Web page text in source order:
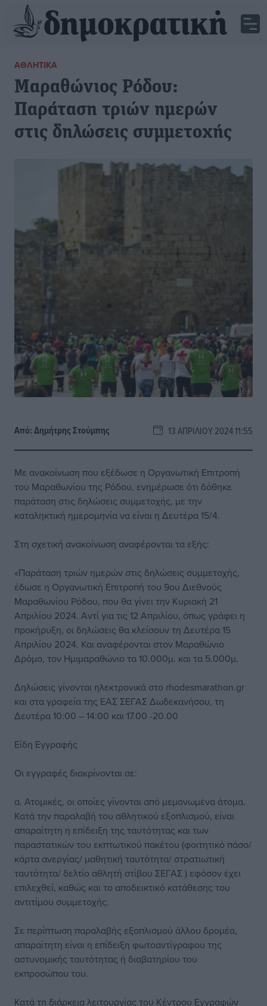
ΑΘΛΗΤΙΚΆ
Μαραθώνιος Ρόδου:
Παράταση τριών ημερών
στις δηλώσεις συμμετοχής
Από:Δημήτρης Στούμπης 13 ΑΠΡΙΛΊΟΥ 2024 11:55
Με ανακοίνωση που εξέδωσε η Οργανωτική Επιτροπή
του Μαραθωνίου της Ρόδου, ενημέρωσε ότι δόθηκε
παράταση στις δηλώσεις συμμετοχής, με την
καταληκτική ημερομηνία να είναι η Δευτέρα 15/4.
Στη σχετική ανακοίνωση αναφέρονται τα εξής:
«Παράταση τριών ημερών στις δηλώσεις συμμετοχής,
έδωσε η Οργανωτική Επιτροπή του 9ου Διεθνούς
Μαραθωνίου Ρόδου, που θα γίνει την Κυριακή 21
Απριλίου 2024. Αντί για τις 12 Απριλίου, όπως γράφει η
προκήρυξη, οι δηλώσεις θα κλείσουν τη Δευτέρα 15
Απριλίου 2024. Και αναφέρονται στον Μαραθώνιο
Δρόμο, τον Ημιμαραθώνιο τα 10.000μ. και τα 5.000μ.
Δηλώσεις γίνονται ηλεκτρονικά στο rhodesmarathon.gr
και στα γραφεία της ΕΑΣ ΣΕΓΑΣ Δωδεκανήσου, τη
Δευτέρα 10:00 – 14:00 και 17.00 -20.00
Είδη Εγγραφής
Οι εγγραφές διακρίνονται σε:
α. Ατομικές, οι οποίες γίνονται από μεμονωμένα άτομα.
Κατά την παραλαβή του αθλητικού εξοπλισμού, είναι
απαραίτητη η επίδειξη της ταυτότητας και των
παραστατικών του εκπτωτικού πακέτου (φοιτητικό πάσο/
κάρτα ανεργίας/ μαθητική ταυτότητα/ στρατιωτική
ταυτότητα/ δελτίο αθλητή στίβου ΣΕΓΑΣ ) εφόσον έχει
επιλεχθεί, καθώς και το αποδεικτικό κατάθεσης του
αντιτίμου συμμετοχής.
Σε περίπτωση παραλαβής εξοπλισμού άλλου δρομέα,
απαραίτητη είναι η επίδειξη φωτοαντίγραφου της
αστυνομικής ταυτότητας ή διαβατηρίου του
εκπροσώπου του.
Κατά τη διάρκεια λειτουργίας του Κέντρου Εγγραφών